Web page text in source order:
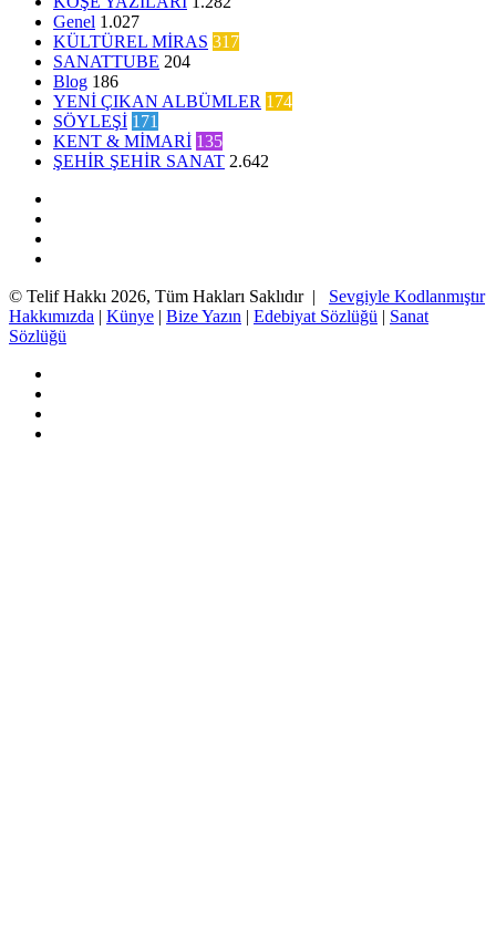
Genel 1.027
KÜLTÜREL MİRAS 317
SANATTUBE 204
Blog 186
YENİ ÇIKAN ALBÜMLER 174
SÖYLEŞİ 171
KENT & MİMARİ 135
ŞEHİR ŞEHİR SANAT 2.642
© Telif Hakkı 2026, Tüm Hakları Saklıdır | Sevgiyle Kodlanmıştır
Hakkımızda | Künye | Bize Yazın | Edebiyat Sözlüğü | Sanat
Sözlüğü